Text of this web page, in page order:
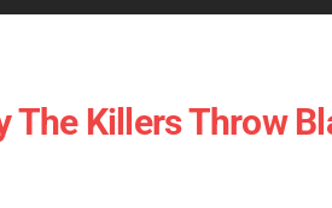
The Killers Throw